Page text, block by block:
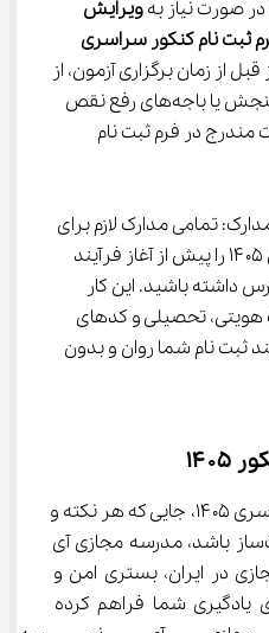
صورت نیاز به ویرایش
ثبت نام کنکور سراسری
قبل از زمان برگزاری آزمون، از
طریق سایت سازمان سنجش یا باجه‌های رفع نقص
مندرج در فرم ثبت نام
مدارک: تمامی مدارک لازم برای
ثبت نام کنکور سراسری ۱۴۰۵ را پیش از آغاز فرآیند
داشته باشید. این کار
مدارک هویتی، تحصیلی و کدهای
فرآیند ثبت نام شما روان و بدون
در مسیر پرچالش کنکور سراسری ۱۴۰۵، جایی که هر نکته و
هر تمرین می‌تواند سرنوشت‌ساز باشد، مدرسه مجازی آی
در ایران، بستری امن و
یادگیری شما فراهم کرده